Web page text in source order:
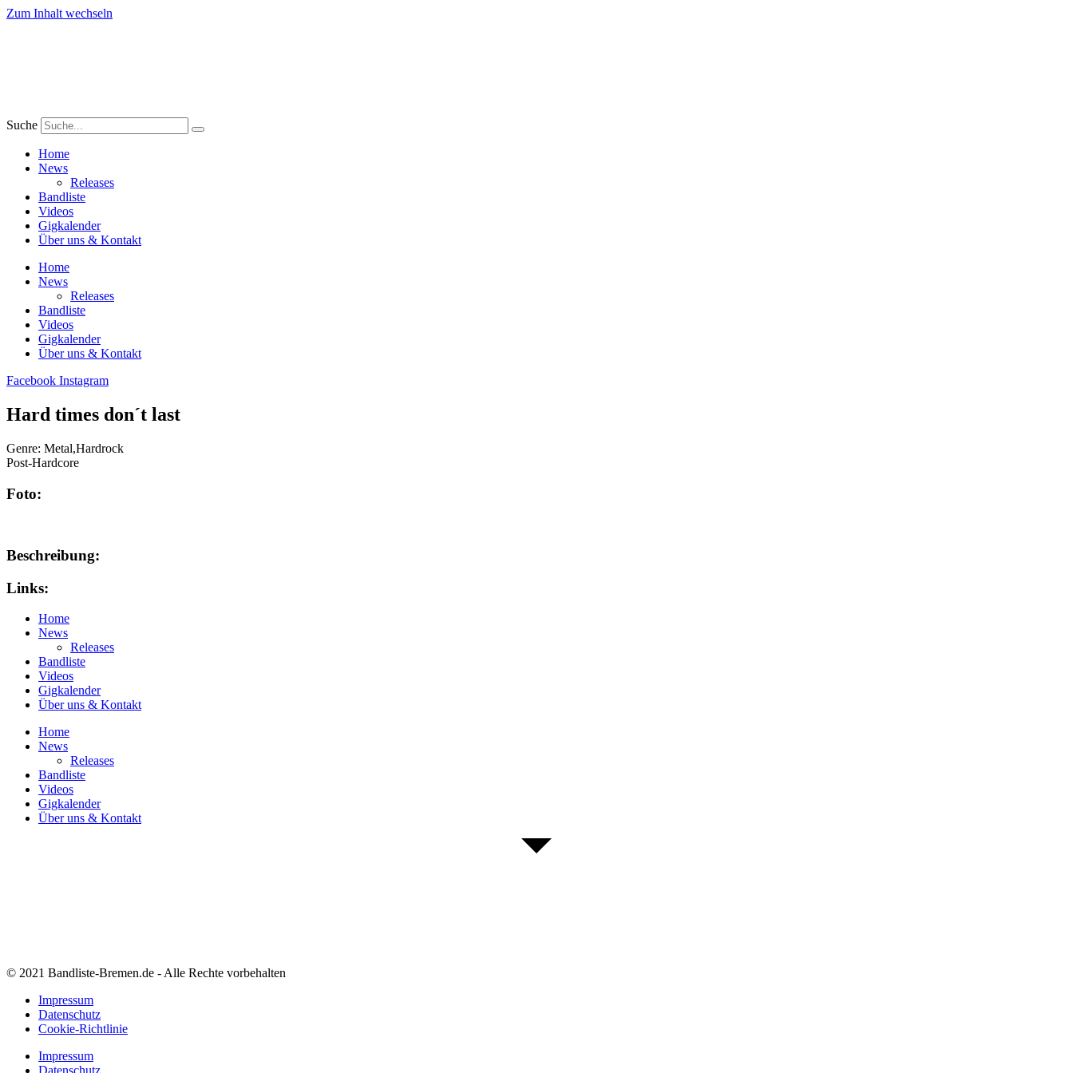
Zum Inhalt wechseln
Suche
Home
News
Releases
Bandliste
Videos
Gigkalender
Über uns & Kontakt
Home
News
Releases
Bandliste
Videos
Gigkalender
Über uns & Kontakt
Facebook Instagram
Hard times don´t last
Genre: Metal,Hardrock
Post-Hardcore
Foto:
Beschreibung:
Links:
Home
News
Releases
Bandliste
Videos
Gigkalender
Über uns & Kontakt
Home
News
Releases
Bandliste
Videos
Gigkalender
Über uns & Kontakt
© 2021 Bandliste-Bremen.de - Alle Rechte vorbehalten
Impressum
Datenschutz
Cookie-Richtlinie
Impressum